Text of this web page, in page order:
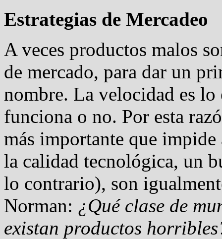
Estrategias de Mercadeo
A veces productos malos
de mercado, para dar un
nombre. La velocidad es
funciona o no. Por esta
más importante que
la calidad tecnológica, un
lo contrario), son
Norman: ¿Qué clase de
existan productos